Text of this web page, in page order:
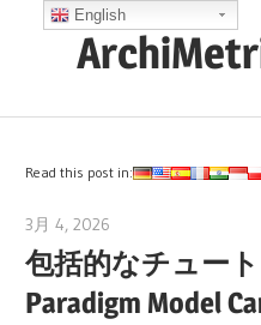
ン
Ops,
Agile
and
More
Read this post in:
3月 4, 2026
包括的なチュー
Paradigm Model
English